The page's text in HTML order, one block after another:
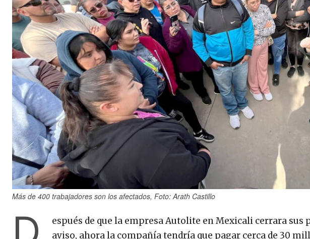
Más de 400 trabajadores son los afectados, Foto: Arath Castillo
espués de que la empresa Autolite en Mexicali cerrara sus
aviso, ahora la compañía tendría que pagar cerca de 30